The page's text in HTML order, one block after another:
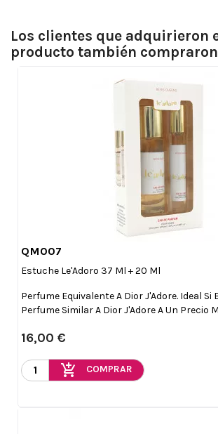
Los clientes que adquirieron
producto también
QM007
Estuche Le'Adoro 37 Ml + 20 Ml
Perfume Equivalente A Dior J'Adore. Ideal Si
Perfume Similar A Dior J'Adore A Un Precio
16,00 €
add_shopping_cart COMPRAR